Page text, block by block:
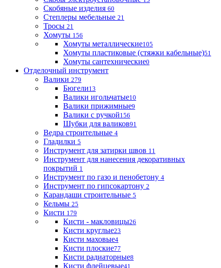
Скобяные изделия 60
Степлеры мебельные 21
Тросы 21
Хомуты 156
Хомуты металлические105
Хомуты пластиковые (стяжки кабельные)51
Хомуты сантехнические0
Отделочный инструмент
Валики 279
Бюгели13
Валики игольчатые10
Валики прижимные9
Валики с ручкой156
Шубки для валиков91
Ведра строительные 4
Гладилки 5
Инструмент для затирки швов 11
Инструмент для нанесения декоративных
покрытий 1
Инструмент по газо и пенобетону 4
Инструмент по гипсокартону 2
Карандаши строительные 5
Кельмы 25
Кисти 179
Кисти - макловицы26
Кисти круглые23
Кисти маховые4
Кисти плоские77
Кисти радиаторные8
Кисти флейцевые41